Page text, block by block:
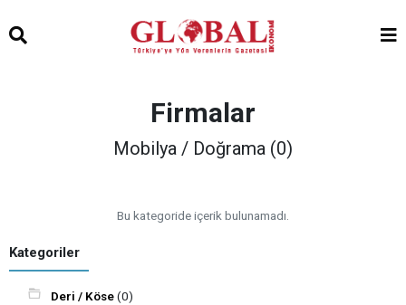
Firmalar
Mobilya / Doğrama (0)
Bu kategoride içerik bulunamadı.
Kategoriler
Deri / Köse(0)